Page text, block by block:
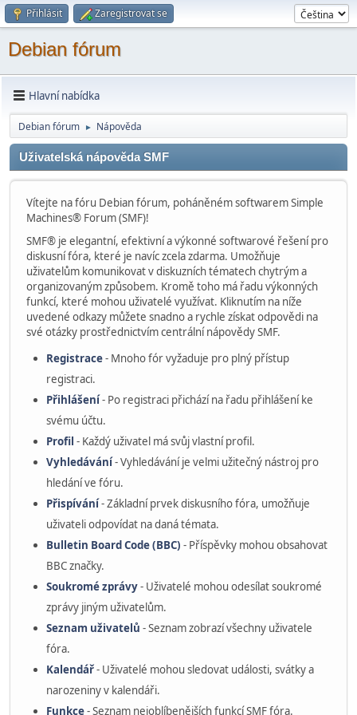
Přihlásit Zaregistrovat se
Debian fórum
Hlavní nabídka
Debian fórum ► Nápověda
Uživatelská nápověda SMF
Vítejte na fóru Debian fórum, poháněném softwarem Simple
Machines® Forum (SMF)!
SMF® je elegantní, efektivní a výkonné softwarové řešení pro
diskusní fóra, které je navíc zcela zdarma. Umožňuje
uživatelům komunikovat v diskuzních tématech chytrým a
organizovaným způsobem. Kromě toho má řadu výkonných
funkcí, které mohou uživatelé využívat. Kliknutím na níže
uvedené odkazy můžete snadno a rychle získat odpovědi na
své otázky prostřednictvím centrální nápovědy SMF.
Registrace- Mnoho fór vyžaduje pro plný přístup
registraci.
Přihlášení- Po registraci přichází na řadu přihlášení ke
svému účtu.
Profil - Každý uživatel má svůj vlastní profil.
Vyhledávání- Vyhledávání je velmi užitečný nástroj pro
hledání ve fóru.
Přispívání- Základní prvek diskusního fóra, umožňuje
uživateli odpovídat na daná témata.
Bulletin Board Code (BBC) - Příspěvky mohou obsahovat
BBC značky.
Soukromé zprávy- Uživatelé mohou odesílat soukromé
zprávy jiným uživatelům.
Seznam uživatelů - Seznam zobrazí všechny uživatele
fóra.
Kalendář- Uživatelé mohou sledovat události, svátky a
narozeniny v kalendáři.
Funkce- Seznam nejoblíbenějších funkcí SMF fóra.